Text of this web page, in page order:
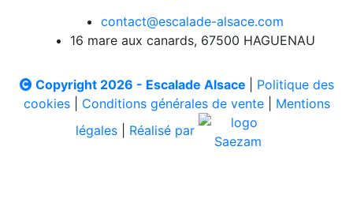
contact@escalade-alsace.com
16 mare aux canards, 67500 HAGUENAU
Copyright 2026 - Escalade Alsace
Politique des
cookies| Conditions générales de vente| Mentions
légales
Réalisé par